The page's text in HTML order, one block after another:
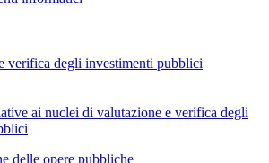
verifica degli investimenti pubblici
ai nuclei di valutazione e verifica degli
delle opere pubbliche